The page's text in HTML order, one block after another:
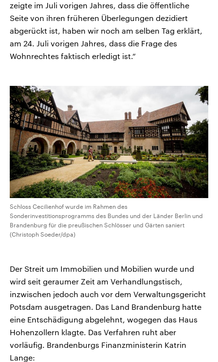
zeigte im Juli vorigen Jahres, dass die öffentliche
Seite von ihren früheren Überlegungen dezidiert
abgerückt ist, haben wir noch am selben Tag erklärt,
am 24. Juli vorigen Jahres, dass die Frage des
Wohnrechtes faktisch erledigt ist.“
Schloss Cecilienhof wurde im Rahmen des
Sonderinvestitionsprogramms des Bundes und der Länder Berlin und
Brandenburg für die preußischen Schlösser und Gärten saniert
(Christoph Soeder/dpa)
Der Streit um Immobilien und Mobilien wurde und
wird seit geraumer Zeit am Verhandlungstisch,
inzwischen jedoch auch vor dem Verwaltungsgericht
Potsdam ausgetragen. Das Land Brandenburg hatte
eine Entschädigung abgelehnt, wogegen das Haus
Hohenzollern klagte. Das Verfahren ruht aber
vorläufig. Brandenburgs Finanzministerin Katrin
Lange: